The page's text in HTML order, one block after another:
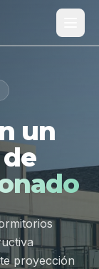
un
proyección